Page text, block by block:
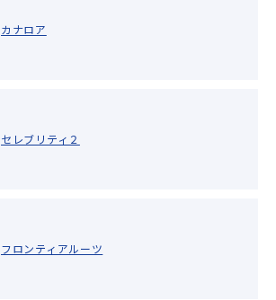
カナロア
セレブリティ２
フロンティアルーツ